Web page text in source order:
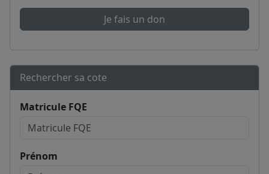
Je fais un don
Rechercher sa cote
Matricule FQE
Prénom